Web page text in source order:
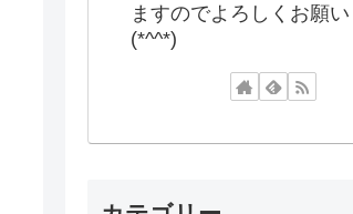
ますのでよろしくお願
(*^^*)